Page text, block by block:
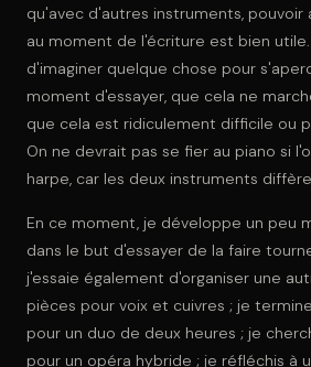
qu'avec d'autres instruments, pouvoir
au moment de l'écriture est bien
d'imaginer quelque chose pour
moment d'essayer, que cela ne
que cela est ridiculement difficile ou
On ne devrait pas se fier au piano si
harpe, car les deux instruments
En ce moment, je développe un peu
dans le but d'essayer de la faire
j'essaie également d'organiser une
pièces pour voix et cuivres ; je
pour un duo de deux heures ; je
pour un opéra hybride ; je réfléchis à